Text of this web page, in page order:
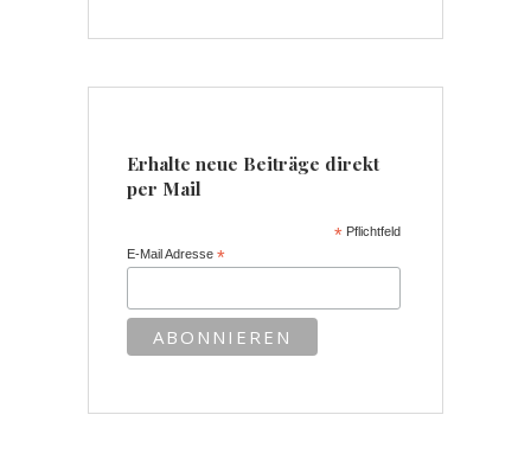
Erhalte neue Beiträge direkt
per Mail
* Pflichtfeld
E-Mail Adresse*